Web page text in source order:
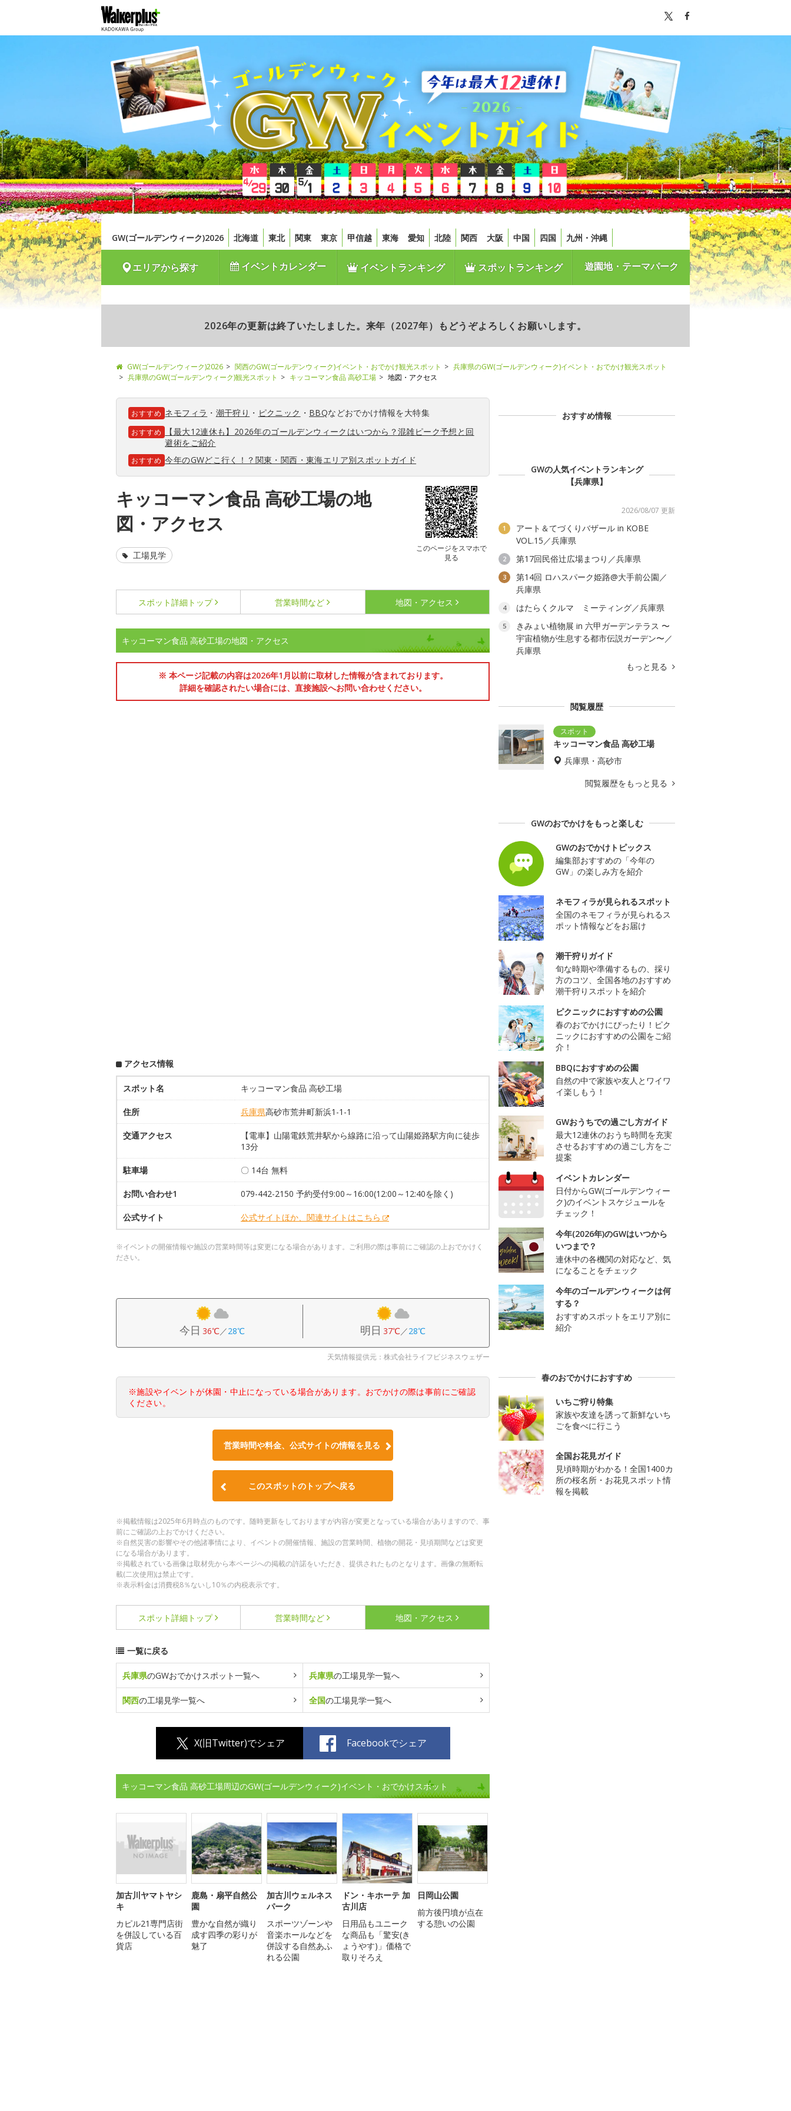
GW(ゴールデンウィーク)2026 北海道 東北 関東 東京 甲信越 東海 愛知 北陸 関西 大阪 中国 四国 九州・沖縄
エリアから探す イベントカレンダー イベントランキング スポットランキング 遊園地・テーマパーク
2026年の更新は終了いたしました。来年（2027年）もどうぞよろしくお願いします。
GW(ゴールデンウィーク)2026 関西のGW(ゴールデンウィーク)イベント・おでかけ観光スポット
兵庫県のGW(ゴールデンウィーク)イベント・おでかけ観光スポット
兵庫県のGW(ゴールデンウィーク)観光スポット
キッコーマン食品 高砂工場 地図・アクセス
おすすめ ネモフィラ ・ 潮干狩り ・ ピクニック ・ BBQなどおでかけ情報を大特集
おすすめ
【最大12連休も】2026年のゴールデンウィークはいつから？混雑ピーク予想と回
避術をご紹介
おすすめ 今年のGWどこ行く！？関東・関西・東海エリア別スポットガイド
キッコーマン食品 高砂工場の地
図・アクセス
このページをスマホで
見る
工場見学
スポット詳細 トップ 営業時間など 地図・アクセス
キッコーマン食品 高砂工場の地図・アクセス
※ 本ページ記載の内容は2026年1月以前に取材した情報が含まれております。
詳細を確認されたい場合には、直接施設へお問い合わせください。
アクセス情報
スポット名 キッコーマン食品 高砂工場
住所 兵庫県高砂市荒井町新浜1-1-1
交通アクセス
【電車】山陽電鉄荒井駅から線路に沿って山陽姫路駅方向に徒歩
13分
駐車場 〇 14台 無料
お問い合わせ1 079-442-2150 予約受付9:00～16:00(12:00～12:40を除く)
公式サイト 公式サイトほか、関連サイトはこちら
※イベントの開催情報や施設の営業時間等は変更になる場合があります。ご利用の際は事前にご確認の上おでかけく
ださい。
今日 36℃／28℃ 明日 37℃／28℃
天気情報提供元：株式会社ライフビジネスウェザー
※施設やイベントが休園・中止になっている場合があります。おでかけの際は事前にご確認
ください。
営業時間や料金、公式サイトの情報を見る
このスポットのトップへ戻る
※掲載情報は2025年6月時点のものです。随時更新をしておりますが内容が変更となっている場合がありますので、事
前にご確認の上おでかけください。
※自然災害の影響やその他諸事情により、イベントの開催情報、施設の営業時間、植物の開花・見頃期間などは変更
になる場合があります。
※掲載されている画像は取材先から本ページへの掲載の許諾をいただき、提供されたものとなります。画像の無断転
載(二次使用)は禁止です。
※表示料金は消費税8％ないし10％の内税表示です。
スポット詳細 トップ 営業時間など 地図・アクセス
一覧に戻る
兵庫県のGWおでかけスポット一覧へ 兵庫県の工場見学一覧へ
関西の工場見学一覧へ 全国の工場見学一覧へ
X(旧Twitter)でシェア Facebookでシェア
キッコーマン食品 高砂工場周辺のGW(ゴールデンウィーク)イベント・おでかけスポット
加古川ヤマトヤシ
キ
カピル21専門店街
を併設している百
貨店
鹿島・扇平自然公
園
豊かな自然が織り
成す四季の彩りが
魅了
加古川ウェルネス
パーク
スポーツゾーンや
音楽ホールなどを
併設する自然あふ
れる公園
ドン・キホーテ 加
古川店
日用品もユニーク
な商品も「驚安(き
ょうやす)」価格で
取りそろえ
日岡山公園
前方後円墳が点在
する憩いの公園
おすすめ情報
GWの人気イベントランキング
【兵庫県】
2026/08/07 更新
1
アート＆てづくりバザール in KOBE
VOL.15／兵庫県
2 第17回民俗辻広場まつり／兵庫県
3
第14回 ロハスパーク姫路@大手前公園／
兵庫県
4 はたらくクルマ ミーティング／兵庫県
5
きみょい植物展 in 六甲ガーデンテラス 〜
宇宙植物が生息する都市伝説ガーデン〜／
兵庫県
もっと見る
閲覧履歴
キッコーマン食品 高砂工場
兵庫県・高砂市
閲覧履歴をもっと見る
GWのおでかけをもっと楽しむ
GWのおでかけトピックス
編集部おすすめの「今年の
GW」の楽しみ方を紹介
ネモフィラが見られるスポット
全国のネモフィラが見られるス
ポット情報などをお届け
潮干狩りガイド
旬な時期や準備するもの、採り
方のコツ、全国各地のおすすめ
潮干狩りスポットを紹介
ピクニックにおすすめの公園
春のおでかけにぴったり！ピク
ニックにおすすめの公園をご紹
介！
BBQにおすすめの公園
自然の中で家族や友人とワイワ
イ楽しもう！
GWおうちでの過ごし方ガイド
最大12連休のおうち時間を充実
させるおすすめの過ごし方をご
提案
イベントカレンダー
日付からGW(ゴールデンウィー
ク)のイベントスケジュールを
チェック！
今年(2026年)のGWはいつから
いつまで？
連休中の各機関の対応など、気
になることをチェック
今年のゴールデンウィークは何
する？
おすすめスポットをエリア別に
紹介
春のおでかけにおすすめ
いちご狩り特集
家族や友達を誘って新鮮ないち
ごを食べに行こう
全国お花見ガイド
見頃時期がわかる！全国1400カ
所の桜名所・お花見スポット情
報を掲載